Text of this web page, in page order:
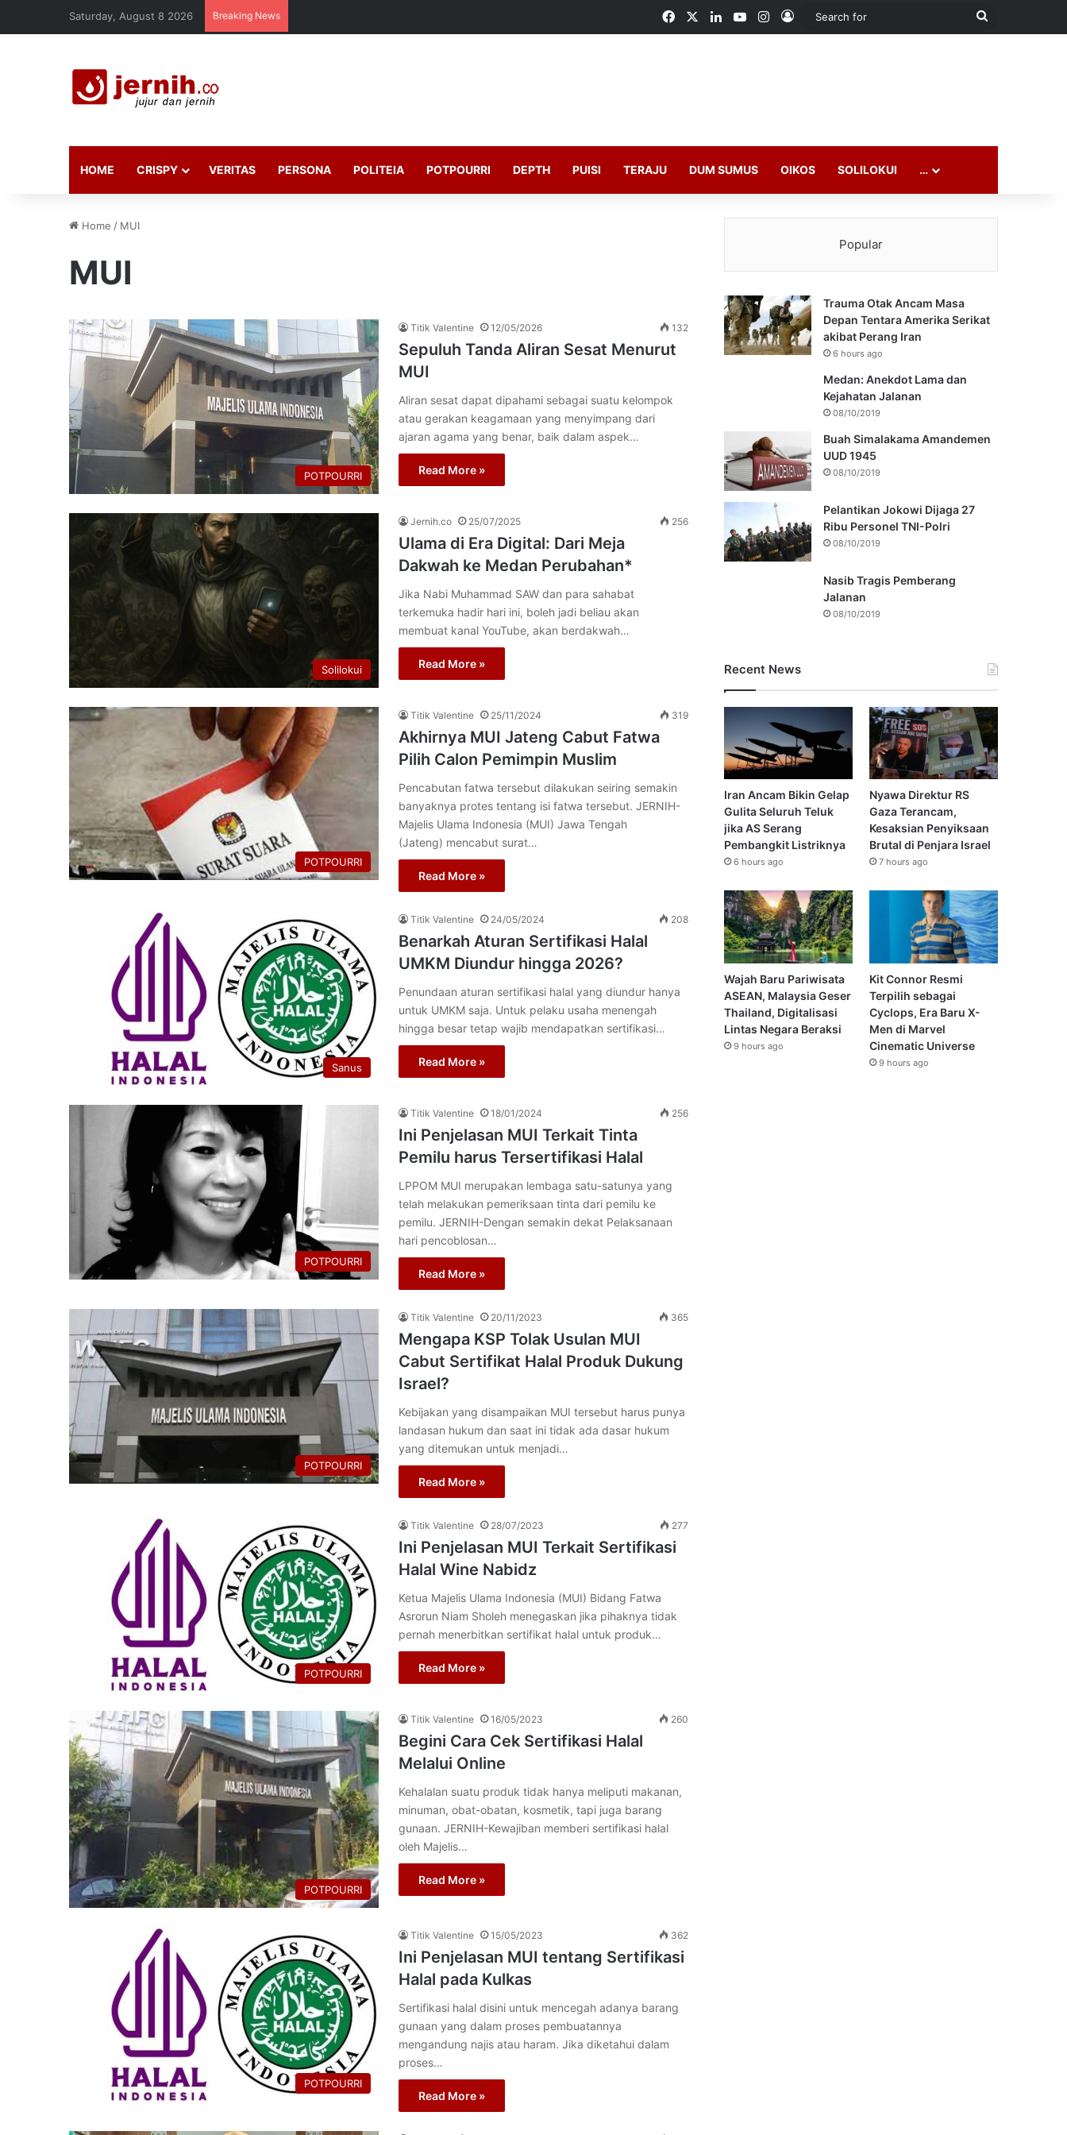
Saturday, August 8 2026 Breaking News FacebookLinkedInYouTubeInstagram
Log In
Search
HOME CRISPY VERITAS PERSONA POLITEIA POTPOURRI DEPTH PUISI TERAJU DUM SUMUS OIKOS SOLILOKUI …
Home / MUI
MUI
POTPOURRI
Titik Valentine 12/05/2026 132
Sepuluh Tanda Aliran Sesat Menurut
MUI
Aliran sesat dapat dipahami sebagai suatu kelompok
atau gerakan keagamaan yang menyimpang dari
ajaran agama yang benar, baik dalam aspek…
Read More »
Solilokui
Jernih.co 25/07/2025 256
Ulama di Era Digital: Dari Meja
Dakwah ke Medan Perubahan*
Jika Nabi Muhammad SAW dan para sahabat
terkemuka hadir hari ini, boleh jadi beliau akan
membuat kanal YouTube, akan berdakwah…
Read More »
POTPOURRI
Titik Valentine 25/11/2024 319
Akhirnya MUI Jateng Cabut Fatwa
Pilih Calon Pemimpin Muslim
Pencabutan fatwa tersebut dilakukan seiring semakin
banyaknya protes tentang isi fatwa tersebut. JERNIH-
Majelis Ulama Indonesia (MUI) Jawa Tengah
(Jateng) mencabut surat…
Read More »
Sanus
Titik Valentine 24/05/2024 208
Benarkah Aturan Sertifikasi Halal
UMKM Diundur hingga 2026?
Penundaan aturan sertifikasi halal yang diundur hanya
untuk UMKM saja. Untuk pelaku usaha menengah
hingga besar tetap wajib mendapatkan sertifikasi…
Read More »
POTPOURRI
Titik Valentine 18/01/2024 256
Ini Penjelasan MUI Terkait Tinta
Pemilu harus Tersertifikasi Halal
LPPOM MUI merupakan lembaga satu-satunya yang
telah melakukan pemeriksaan tinta dari pemilu ke
pemilu. JERNIH-Dengan semakin dekat Pelaksanaan
hari pencoblosan…
Read More »
POTPOURRI
Titik Valentine 20/11/2023 365
Mengapa KSP Tolak Usulan MUI
Cabut Sertifikat Halal Produk Dukung
Israel?
Kebijakan yang disampaikan MUI tersebut harus punya
landasan hukum dan saat ini tidak ada dasar hukum
yang ditemukan untuk menjadi…
Read More »
POTPOURRI
Titik Valentine 28/07/2023 277
Ini Penjelasan MUI Terkait Sertifikasi
Halal Wine Nabidz
Ketua Majelis Ulama Indonesia (MUI) Bidang Fatwa
Asrorun Niam Sholeh menegaskan jika pihaknya tidak
pernah menerbitkan sertifikat halal untuk produk…
Read More »
POTPOURRI
Titik Valentine 16/05/2023 260
Begini Cara Cek Sertifikasi Halal
Melalui Online
Kehalalan suatu produk tidak hanya meliputi makanan,
minuman, obat-obatan, kosmetik, tapi juga barang
gunaan. JERNIH-Kewajiban memberi sertifikasi halal
oleh Majelis…
Read More »
POTPOURRI
Titik Valentine 15/05/2023 362
Ini Penjelasan MUI tentang Sertifikasi
Halal pada Kulkas
Sertifikasi halal disini untuk mencegah adanya barang
gunaan yang dalam proses pembuatannya
mengandung najis atau haram. Jika diketahui dalam
proses…
Read More »
Popular
Trauma Otak Ancam Masa
Depan Tentara Amerika Serikat
akibat Perang Iran
6 hours ago
Medan: Anekdot Lama dan
Kejahatan Jalanan
08/10/2019
Buah Simalakama Amandemen
UUD 1945
08/10/2019
Pelantikan Jokowi Dijaga 27
Ribu Personel TNI-Polri
08/10/2019
Nasib Tragis Pemberang
Jalanan
08/10/2019
Recent News
Iran Ancam Bikin Gelap
Gulita Seluruh Teluk
jika AS Serang
Pembangkit Listriknya
6 hours ago
Nyawa Direktur RS
Gaza Terancam,
Kesaksian Penyiksaan
Brutal di Penjara Israel
7 hours ago
Wajah Baru Pariwisata
ASEAN, Malaysia Geser
Thailand, Digitalisasi
Lintas Negara Beraksi
9 hours ago
Kit Connor Resmi
Terpilih sebagai
Cyclops, Era Baru X-
Men di Marvel
Cinematic Universe
9 hours ago